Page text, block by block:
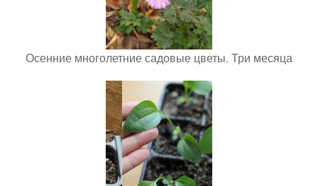
Осенние многолетние садовые цветы. Три месяца